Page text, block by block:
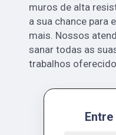
muros de alta
a sua chance para
mais. Nossos
sanar todas as
trabalhos